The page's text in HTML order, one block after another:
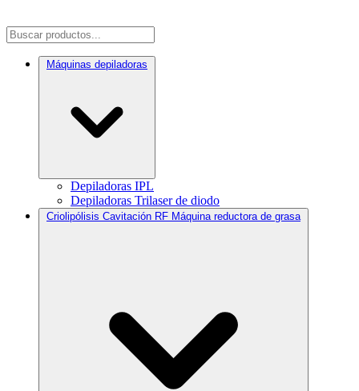
Máquinas depiladoras
Depiladoras IPL
Depiladoras Trilaser de diodo
Criolipólisis Cavitación RF Máquina reductora de grasa